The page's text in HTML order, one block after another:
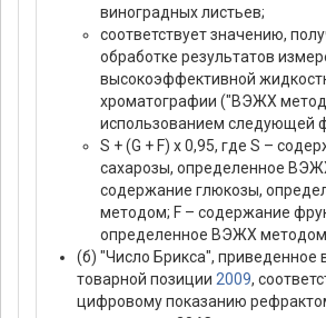
виноградных листьев;
соответствует значению,
обработке результатов
высокоэффективной
хроматографии ("ВЭЖХ
использованием следующей
S + (G + F) x 0,95, где S –
сахарозы, определенное
содержание глюкозы,
методом; F – содержание
определенное ВЭЖХ методом.
(б) "Число Брикса", приведенное
товарной позиции 2009,
цифровому показанию